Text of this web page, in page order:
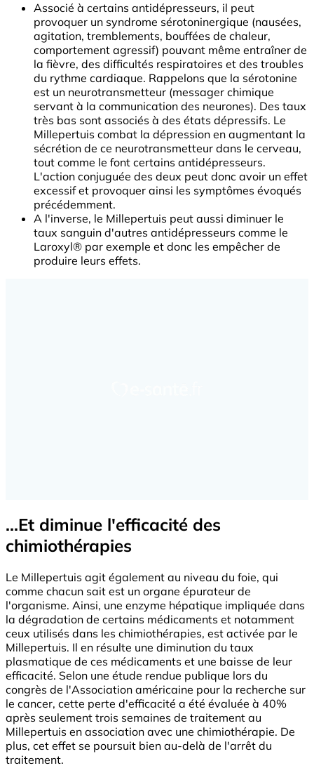
Associé à certains antidépresseurs, il peut
provoquer un syndrome sérotoninergique (nausées,
agitation, tremblements, bouffées de chaleur,
comportement agressif) pouvant même entraîner de
la fièvre, des difficultés respiratoires et des troubles
du rythme cardiaque. Rappelons que la sérotonine
est un neurotransmetteur (messager chimique
servant à la communication des neurones). Des taux
très bas sont associés à des états dépressifs. Le
Millepertuis combat la dépression en augmentant la
sécrétion de ce neurotransmetteur dans le cerveau,
tout comme le font certains antidépresseurs.
L'action conjuguée des deux peut donc avoir un effet
excessif et provoquer ainsi les symptômes évoqués
précédemment.
A l'inverse, le Millepertuis peut aussi diminuer le
taux sanguin d'autres antidépresseurs comme le
Laroxyl® par exemple et donc les empêcher de
produire leurs effets.
...Et diminue l'efficacité des
chimiothérapies
Le Millepertuis agit également au niveau du foie, qui
comme chacun sait est un organe épurateur de
l'organisme. Ainsi, une enzyme hépatique impliquée dans
la dégradation de certains médicaments et notamment
ceux utilisés dans les chimiothérapies, est activée par le
Millepertuis. Il en résulte une diminution du taux
plasmatique de ces médicaments et une baisse de leur
efficacité. Selon une étude rendue publique lors du
congrès de l'Association américaine pour la recherche sur
le cancer, cette perte d'efficacité a été évaluée à 40%
après seulement trois semaines de traitement au
Millepertuis en association avec une chimiothérapie. De
plus, cet effet se poursuit bien au-delà de l'arrêt du
traitement.